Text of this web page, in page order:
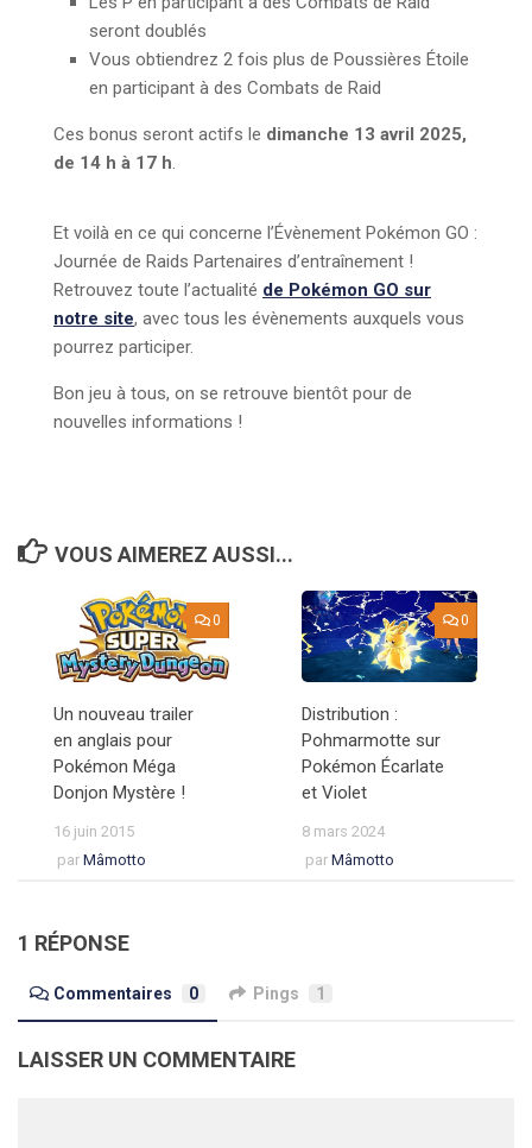
seront doublés
Vous obtiendrez 2 fois plus de Poussières Étoile
en participant à des Combats de Raid
Ces bonus seront actifs le dimanche 13 avril 2025,
de 14 h à 17 h.
Et voilà en ce qui concerne l’Évènement Pokémon GO :
Journée de Raids Partenaires d’entraînement !
Retrouvez toute l’actualité de Pokémon GO sur
notre site, avec tous les évènements auxquels vous
pourrez participer.
Bon jeu à tous, on se retrouve bientôt pour de
nouvelles informations !
VOUS AIMEREZ AUSSI...
0
Un nouveau trailer
en anglais pour
Pokémon Méga
Donjon Mystère !
16 juin 2015
par Mâmotto
0
Distribution :
Pohmarmotte sur
Pokémon Écarlate
et Violet
8 mars 2024
par Mâmotto
1 RÉPONSE
Commentaires 0 Pings 1
LAISSER UN COMMENTAIRE